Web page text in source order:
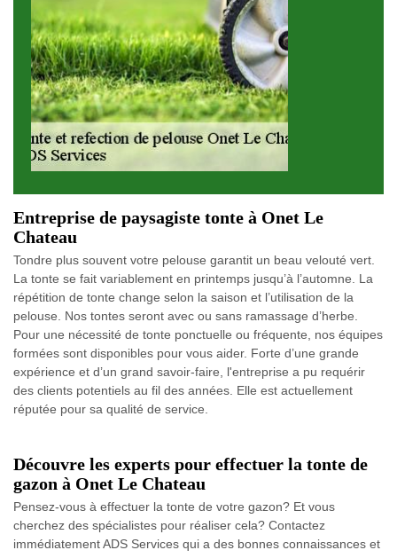
Entreprise de paysagiste tonte à Onet Le
Chateau
Tondre plus souvent votre pelouse garantit un beau velouté vert.
La tonte se fait variablement en printemps jusqu’à l’automne. La
répétition de tonte change selon la saison et l’utilisation de la
pelouse. Nos tontes seront avec ou sans ramassage d’herbe.
Pour une nécessité de tonte ponctuelle ou fréquente, nos équipes
formées sont disponibles pour vous aider. Forte d’une grande
expérience et d’un grand savoir-faire, l'entreprise a pu requérir
des clients potentiels au fil des années. Elle est actuellement
réputée pour sa qualité de service.
Découvre les experts pour effectuer la tonte de
gazon à Onet Le Chateau
Pensez-vous à effectuer la tonte de votre gazon? Et vous
cherchez des spécialistes pour réaliser cela? Contactez
immédiatement ADS Services qui a des bonnes connaissances et